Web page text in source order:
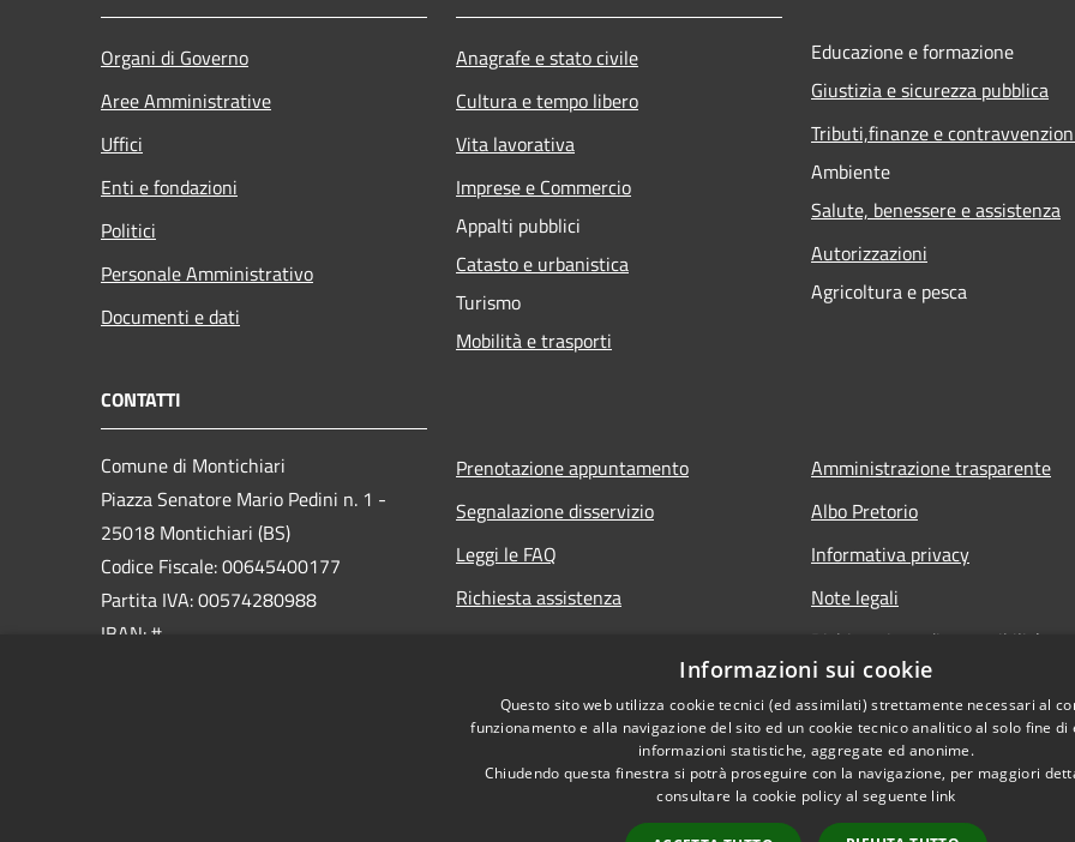
Organi di Governo
Aree Amministrative
Uffici
Enti e fondazioni
Politici
Personale Amministrativo
Documenti e dati
Anagrafe e stato civile
Cultura e tempo libero
Vita lavorativa
Imprese e Commercio
Appalti pubblici
Catasto e urbanistica
Turismo
Mobilità e trasporti
Educazione e formazione
Giustizia e sicurezza pubblica
Tributi,finanze e
Ambiente
Salute, benessere e assistenza
Autorizzazioni
Agricoltura e pesca
CONTATTI
Comune di Montichiari
Piazza Senatore Mario Pedini n. 1 -
25018 Montichiari (BS)
Codice Fiscale: 00645400177
Partita IVA: 00574280988
IBAN: #
Prenotazione appuntamento
Segnalazione disservizio
Leggi le FAQ
Richiesta assistenza
Amministrazione trasparente
Albo Pretorio
Informativa privacy
Note legali
Dichiarazione di accessibilità
Whisteblowing
Informazioni sui cookie
Questo sito web utilizza cookie tecnici (ed assimilati) strettamente necessari al
funzionamento e alla navigazione del sito ed un cookie tecnico analitico al solo fine di
informazioni statistiche, aggregate ed anonime.
Chiudendo questa finestra si potrà proseguire con la navigazione, per maggiori
consultare la cookie policy al seguente link